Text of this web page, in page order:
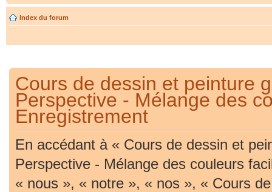
Index du forum
Cours de dessin et peinture
Perspective - Mélange des
Enregistrement
En accédant à « Cours de dessin et
Perspective - Mélange des couleurs
« nous », « notre », « nos », « Cours